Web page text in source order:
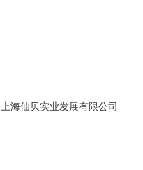
上海仙贝实业发展有限公司